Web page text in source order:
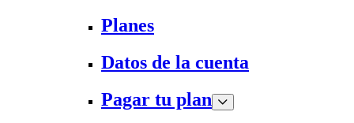
Planes
Datos de la cuenta
Pagar tu plan